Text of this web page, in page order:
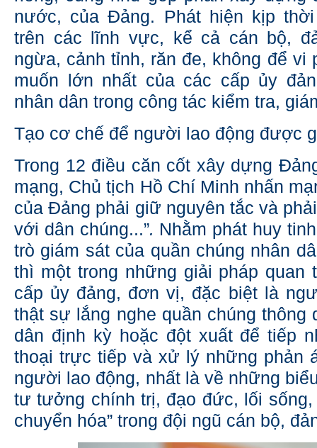
nước, của Đảng. Phát hiện kịp
trên các lĩnh vực, kể cả cán bộ,
ngừa, cảnh tỉnh, răn đe, không để vi
muốn lớn nhất của các cấp ủy
nhân dân trong công tác kiểm tra,
Tạo cơ chế để người lao động được
Trong 12 điều căn cốt xây dựng
mạng, Chủ tịch Hồ Chí Minh nhấn
của Đảng phải giữ nguyên tắc và
với dân chúng...”. Nhằm phát huy
trò giám sát của quần chúng nhân
thì một trong những giải pháp quan
cấp ủy đảng, đơn vị, đặc biệt là
thật sự lắng nghe quần chúng thông
dân định kỳ hoặc đột xuất để tiếp
thoại trực tiếp và xử lý những phản
người lao động, nhất là về những
tư tưởng chính trị, đạo đức, lối sống,
chuyển hóa” trong đội ngũ cán bộ,